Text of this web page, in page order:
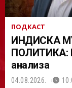
ПОДКАСТ
ИНДИСКА
ПОЛИТИКА:
анализа
04.08.2026.